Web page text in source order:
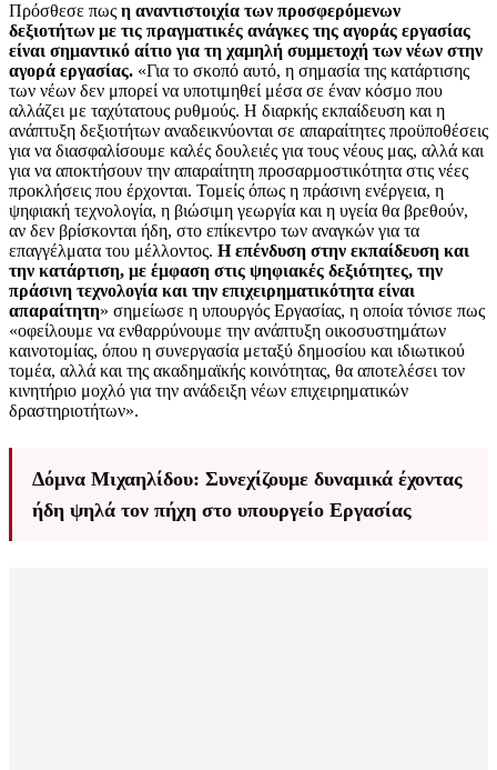
Πρόσθεσε πως η αναντιστοιχία των προσφερόμενων
δεξιοτήτων με τις πραγματικές ανάγκες της αγοράς εργασίας
είναι σημαντικό αίτιο για τη χαμηλή συμμετοχή των νέων στην
αγορά εργασίας. «Για το σκοπό αυτό, η σημασία της κατάρτισης
των νέων δεν μπορεί να υποτιμηθεί μέσα σε έναν κόσμο που
αλλάζει με ταχύτατους ρυθμούς. Η διαρκής εκπαίδευση και η
ανάπτυξη δεξιοτήτων αναδεικνύονται σε απαραίτητες προϋποθέσεις
για να διασφαλίσουμε καλές δουλειές για τους νέους μας, αλλά και
για να αποκτήσουν την απαραίτητη προσαρμοστικότητα στις νέες
προκλήσεις που έρχονται. Τομείς όπως η πράσινη ενέργεια, η
ψηφιακή τεχνολογία, η βιώσιμη γεωργία και η υγεία θα βρεθούν,
αν δεν βρίσκονται ήδη, στο επίκεντρο των αναγκών για τα
επαγγέλματα του μέλλοντος. Η επένδυση στην εκπαίδευση και
την κατάρτιση, με έμφαση στις ψηφιακές δεξιότητες, την
πράσινη τεχνολογία και την επιχειρηματικότητα είναι
απαραίτητη» σημείωσε η υπουργός Εργασίας, η οποία τόνισε πως
«οφείλουμε να ενθαρρύνουμε την ανάπτυξη οικοσυστημάτων
καινοτομίας, όπου η συνεργασία μεταξύ δημοσίου και ιδιωτικού
τομέα, αλλά και της ακαδημαϊκής κοινότητας, θα αποτελέσει τον
κινητήριο μοχλό για την ανάδειξη νέων επιχειρηματικών
δραστηριοτήτων».
Δόμνα Μιχαηλίδου: Συνεχίζουμε δυναμικά έχοντας
ήδη ψηλά τον πήχη στο υπουργείο Εργασίας